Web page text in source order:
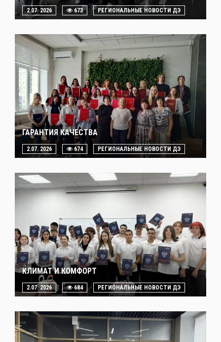
2.07. 2026 673 РЕГИОНАЛЬНЫЕ НОВОСТИ ДЭ
ГАРАНТИЯ КАЧЕСТВА
2.07. 2026 674 РЕГИОНАЛЬНЫЕ НОВОСТИ ДЭ
КЛИМАТ И КОМФОРТ
2.07. 2026 684 РЕГИОНАЛЬНЫЕ НОВОСТИ ДЭ